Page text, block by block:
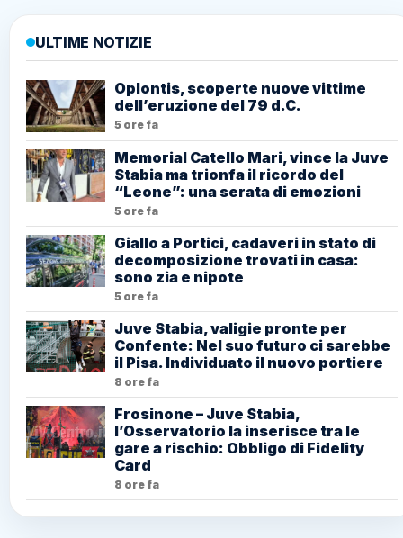
ULTIME NOTIZIE
Oplontis, scoperte nuove vittime
dell’eruzione del 79 d.C.
5 ore fa
Memorial Catello Mari, vince la Juve
Stabia ma trionfa il ricordo del
“Leone”: una serata di emozioni
5 ore fa
Giallo a Portici, cadaveri in stato di
decomposizione trovati in casa:
sono zia e nipote
5 ore fa
Juve Stabia, valigie pronte per
Confente: Nel suo futuro ci sarebbe
il Pisa. Individuato il nuovo portiere
8 ore fa
Frosinone – Juve Stabia,
l’Osservatorio la inserisce tra le
gare a rischio: Obbligo di Fidelity
Card
8 ore fa